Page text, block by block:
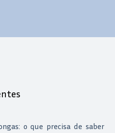
o que precisa de saber